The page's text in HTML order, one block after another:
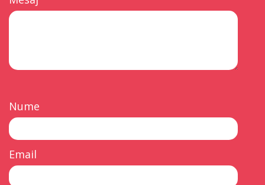
Nume
Email